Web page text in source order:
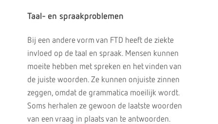
Taal- en spraakproblemen
Bij een andere vorm van FTD heeft de ziekte
invloed op de taal en spraak. Mensen kunnen
moeite hebben met spreken en het vinden van
de juiste woorden. Ze kunnen onjuiste zinnen
zeggen, omdat de grammatica moeilijk wordt.
Soms herhalen ze gewoon de laatste woorden
van een vraag in plaats van te antwoorden.